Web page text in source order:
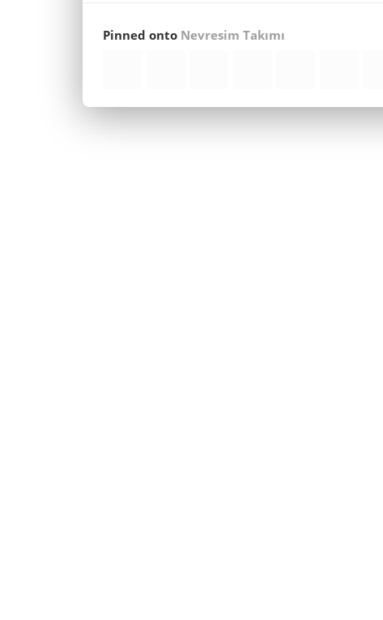
Pinned onto Nevresim Takımı